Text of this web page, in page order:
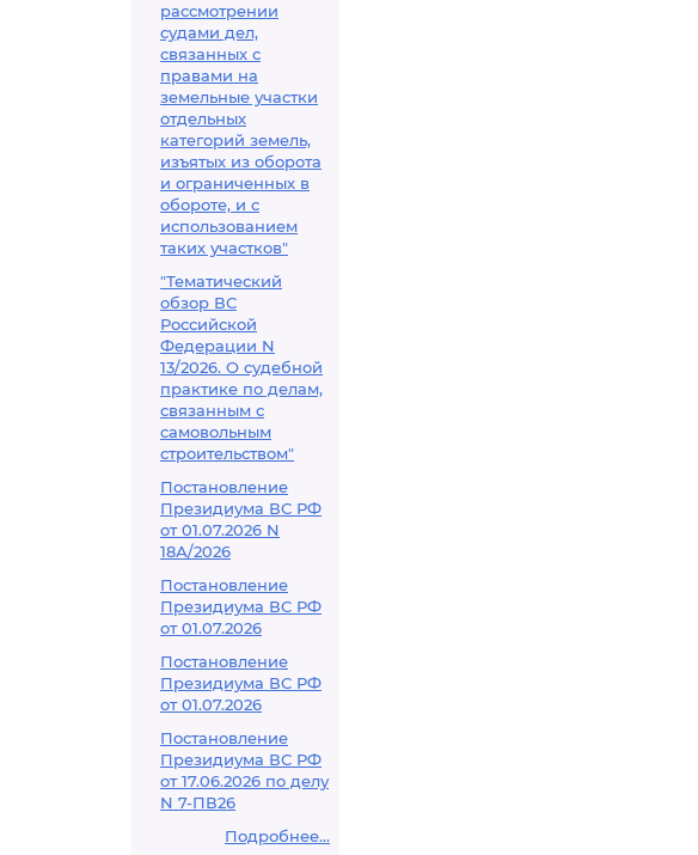
рассмотрении
судами дел,
связанных с
правами на
земельные участки
отдельных
категорий земель,
изъятых из оборота
и ограниченных в
обороте, и с
использованием
таких участков"
"Тематический
обзор ВС
Российской
Федерации N
13/2026. О судебной
практике по делам,
связанным с
самовольным
строительством"
Постановление
Президиума ВС РФ
от 01.07.2026 N
18А/2026
Постановление
Президиума ВС РФ
от 01.07.2026
Постановление
Президиума ВС РФ
от 01.07.2026
Постановление
Президиума ВС РФ
от 17.06.2026 по делу
N 7-ПВ26
Подробнее...